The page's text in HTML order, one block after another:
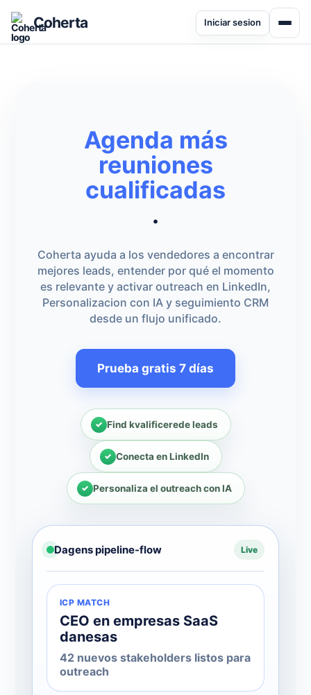
Coherta Iniciar sesion
Agenda más
reuniones
cualificadas
.
Coherta ayuda a los vendedores a encontrar
mejores leads, entender por qué el momento
es relevante y activar outreach en LinkedIn,
Personalizacion con IA y seguimiento CRM
desde un flujo unificado.
Prueba gratis 7 días
Find kvalificerede leads
Conecta en LinkedIn
Personaliza el outreach con IA
Dagens pipeline-flow Live
ICP MATCH
CEO en empresas SaaS
danesas
42 nuevos stakeholders listos para
outreach